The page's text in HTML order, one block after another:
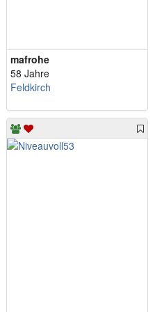
mafrohe
58 Jahre
Feldkirch